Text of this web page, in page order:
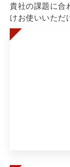
貴社の課題に合
けお使いいただ